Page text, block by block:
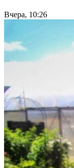
Вчера, 10:26